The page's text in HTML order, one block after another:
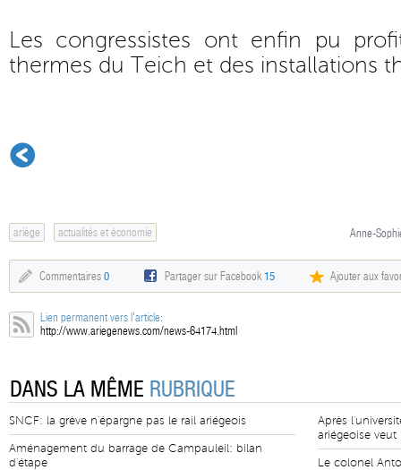
Les congressistes ont enfin pu
thermes du Teich et des installations
ariège actualités et économie Anne-
Commentaires 0 Partager sur Facebook15 Ajouter aux
Lien permanent vers l'article:
http://www.ariegenews.com/news-64174.html
DANS LA MÊME RUBRIQUE
SNCF: la grève n'épargne pas le rail ariégeois
Aménagement du barrage de Campauleil: bilan
d'étape
Après
ariégeoise
Le colonel